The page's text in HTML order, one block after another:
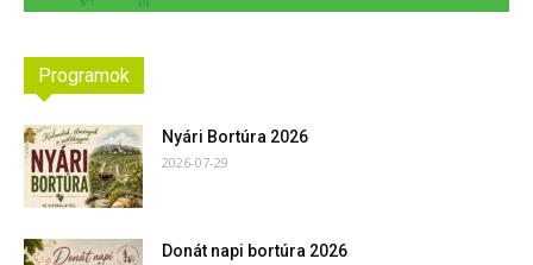
Programok
Nyári Bortúra 2026
2026-07-29
Donát napi bortúra 2026